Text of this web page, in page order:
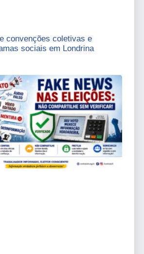
convenções coletivas e
sociais em Londrina